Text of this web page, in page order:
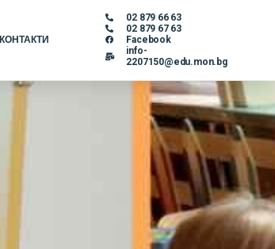
КОНТАКТИ
02 879 66 63
02 879 67 63
Facebook
info-
2207150@edu.mon.bg